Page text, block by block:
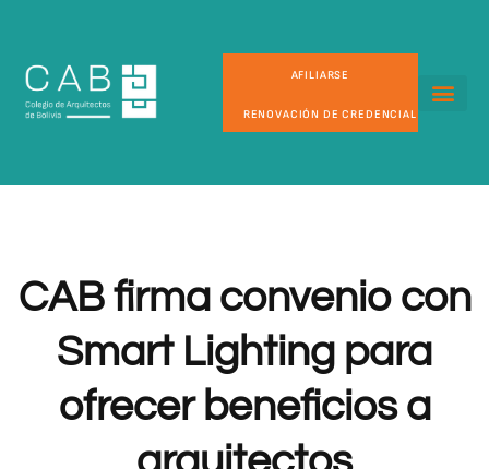
AFILIARSE
RENOVACIÓN DE CREDENCIAL
CAB firma convenio con
Smart Lighting para
ofrecer beneficios a